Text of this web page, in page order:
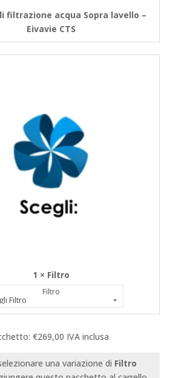
filtrazione acqua Sopra lavello –
Eivavie CTS
1 × Filtro
Filtro
€269,00 IVA inclusa
una variazione di Filtro